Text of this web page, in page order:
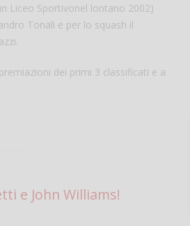
Liceo Sportivonel lontano 2002)
Tonali e per lo squash il
dei primi 3 classificati e a
e John Williams!
come fare per prenotare
il campo per giocare con
telefonico o si può fare